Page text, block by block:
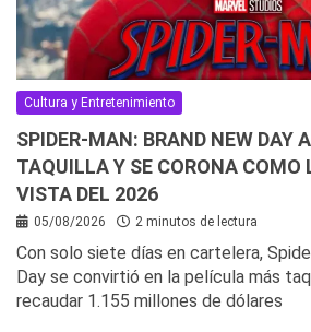
Cultura y Entretenimiento
SPIDER-MAN: BRAND NEW DAY
TAQUILLA Y SE CORONA COMO
VISTA DEL 2026
05/08/2026 2 minutos de lectura
Con solo siete días en cartelera,
Day se convirtió en la película más
recaudar 1.155 millones de dólares